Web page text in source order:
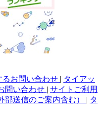
るお問い合わせ | タイアッ
問い合わせ | サイトご利用
部送信のご案内含む） | タ